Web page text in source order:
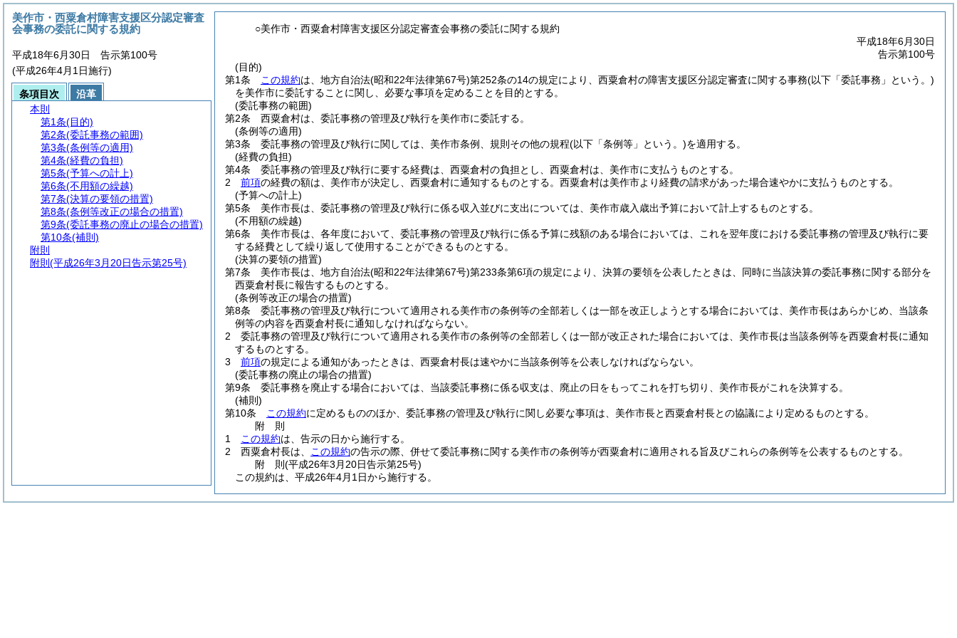
○美作市・西粟倉村障害支援区分認定審査会事務の委託に関する規約
平成18年6月30日
告示第100号
(目的)
第1条
この規約は、地方自治法(昭和22年法律第67号)第252条の14の規定により、西粟倉村の障害支援区分認定審査に関する事務(以下「委託事務」という。)
を美作市に委託することに関し、必要な事項を定めることを目的とする。
(委託事務の範囲)
第2条
西粟倉村は、委託事務の管理及び執行を美作市に委託する。
(条例等の適用)
第3条
委託事務の管理及び執行に関しては、美作市条例、規則その他の規程(以下「条例等」という。)を適用する。
(経費の負担)
第4条
委託事務の管理及び執行に要する経費は、西粟倉村の負担とし、西粟倉村は、美作市に支払うものとする。
2
前項の経費の額は、美作市が決定し、西粟倉村に通知するものとする。 西粟倉村は美作市より経費の請求があった場合速やかに支払うものとする。
(予算への計上)
第5条
美作市長は、委託事務の管理及び執行に係る収入並びに支出については、美作市歳入歳出予算において計上するものとする。
(不用額の繰越)
第6条
美作市長は、各年度において、委託事務の管理及び執行に係る予算に残額のある場合においては、これを翌年度における委託事務の管理及び執行に要
する経費として繰り返して使用することができるものとする。
(決算の要領の措置)
第7条
美作市長は、地方自治法(昭和22年法律第67号)第233条第6項の規定により、決算の要領を公表したときは、同時に当該決算の委託事務に関する部分を
西粟倉村長に報告するものとする。
(条例等改正の場合の措置)
第8条
委託事務の管理及び執行について適用される美作市の条例等の全部若しくは一部を改正しようとする場合においては、美作市長はあらかじめ、当該条
例等の内容を西粟倉村長に通知しなければならない。
2
委託事務の管理及び執行について適用される美作市の条例等の全部若しくは一部が改正された場合においては、美作市長は当該条例等を西粟倉村長に通知
するものとする。
3
前項の規定による通知があったときは、西粟倉村長は速やかに当該条例等を公表しなければならない。
(委託事務の廃止の場合の措置)
第9条
委託事務を廃止する場合においては、当該委託事務に係る収支は、廃止の日をもってこれを打ち切り、美作市長がこれを決算する。
(補則)
第10条
この規約に定めるもののほか、委託事務の管理及び執行に関し必要な事項は、美作市長と西粟倉村長との協議により定めるものとする。
附 則
1
この規約は、告示の日から施行する。
2
西粟倉村長は、 この規約の告示の際、併せて委託事務に関する美作市の条例等が西粟倉村に適用される旨及びこれらの条例等を公表するものとする。
附 則(平成26年3月20日告示第25号)
この規約は、平成26年4月1日から施行する。
美作市・西粟倉村障害支援区分認定審査
会事務の委託に関する規約
平成18年6月30日 告示第100号
(平成26年4月1日施行)
条項目次
沿革
本則
第1条(目的)
第2条(委託事務の範囲)
第3条(条例等の適用)
第4条(経費の負担)
第5条(予算への計上)
第6条(不用額の繰越)
第7条(決算の要領の措置)
第8条(条例等改正の場合の措置)
第9条(委託事務の廃止の場合の措置)
第10条(補則)
附則
附則 (平成26年3月20日告示第25号)